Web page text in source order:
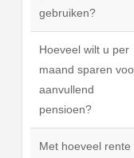
gebruiken?
Hoeveel wilt u per
maand sparen
aanvullend
pensioen?
Met hoeveel rente